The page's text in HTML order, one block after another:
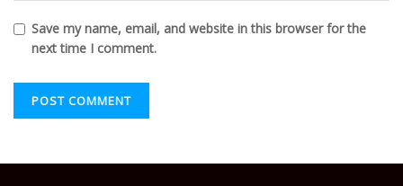
Save my name, email, and website in this browser for the
next time I comment.